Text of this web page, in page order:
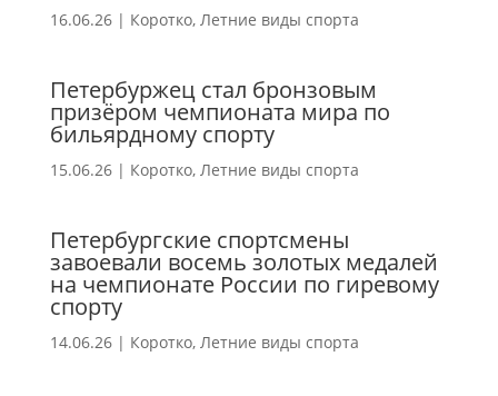
16.06.26| Коротко, Летние виды спорта
Петербуржец стал бронзовым
призёром чемпионата мира по
бильярдному спорту
15.06.26| Коротко, Летние виды спорта
Петербургские спортсмены
завоевали восемь золотых медалей
на чемпионате России по гиревому
спорту
14.06.26| Коротко, Летние виды спорта